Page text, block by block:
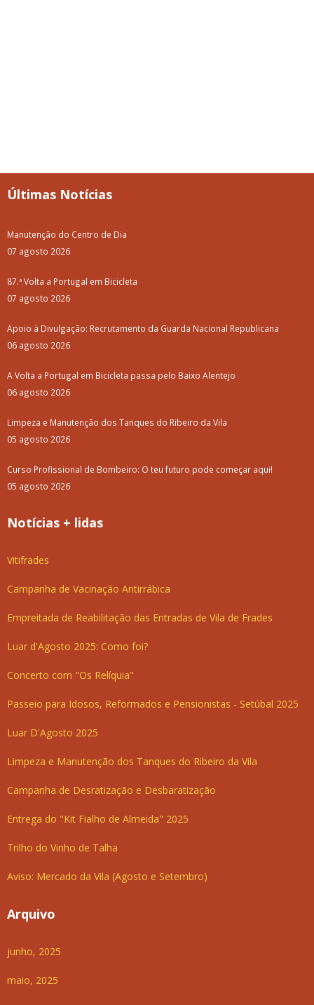
Últimas Notícias
Manutenção do Centro de Dia
07 agosto 2026
87.ª Volta a Portugal em Bicicleta
07 agosto 2026
Apoio à Divulgação: Recrutamento da Guarda Nacional Republicana
06 agosto 2026
A Volta a Portugal em Bicicleta passa pelo Baixo Alentejo
06 agosto 2026
Limpeza e Manutenção dos Tanques do Ribeiro da Vila
05 agosto 2026
Curso Profissional de Bombeiro: O teu futuro pode começar aqui!
05 agosto 2026
Notícias + lidas
Vitifrades
Campanha de Vacinação Antirrábica
Empreitada de Reabilitação das Entradas de Vila de Frades
Luar d'Agosto 2025: Como foi?
Concerto com "Os Relíquia"
Passeio para Idosos, Reformados e Pensionistas - Setúbal 2025
Luar D'Agosto 2025
Limpeza e Manutenção dos Tanques do Ribeiro da Vila
Campanha de Desratização e Desbaratização
Entrega do "Kit Fialho de Almeida" 2025
Trilho do Vinho de Talha
Aviso: Mercado da Vila (Agosto e Setembro)
Arquivo
junho, 2025
maio, 2025